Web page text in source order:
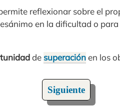
reflexionar sobre el
en la dificultad o
de superaciónen los
Siguiente